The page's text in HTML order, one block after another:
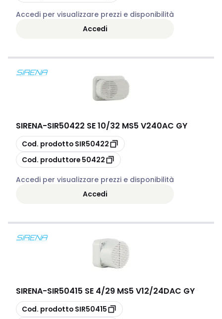
Accedi per visualizzare prezzi e disponibilità
Accedi
SIRENA-SIR50422 SE 10/32 MS5 V240AC GY
copia
Cod. prodotto SIR50422
copia
Cod. produttore 50422
Accedi per visualizzare prezzi e disponibilità
Accedi
SIRENA-SIR50415 SE 4/29 MS5 V12/24DAC GY
copia
Cod. prodotto SIR50415